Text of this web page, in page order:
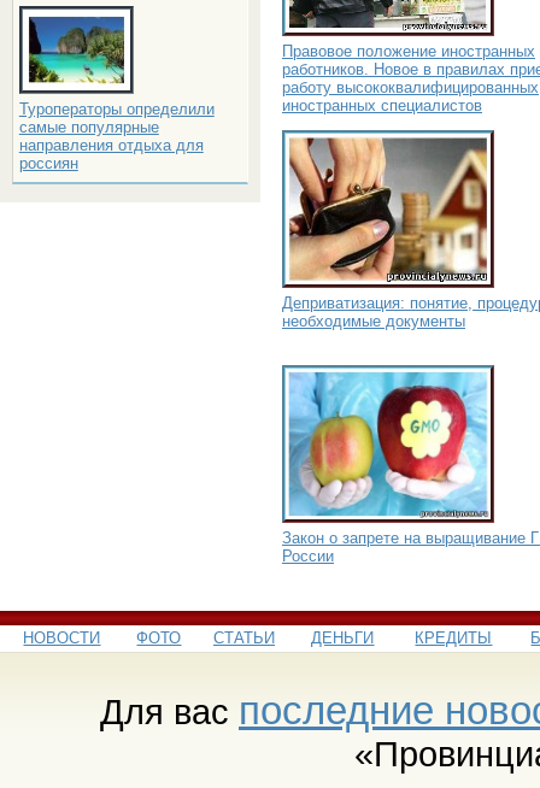
Туроператоры определили
самые популярные
направления отдыха для
россиян
Правовое положение иностранных
работников. Новое в правилах
работу высококвалифицированных
иностранных специалистов
Деприватизация: понятие,
необходимые документы
Закон о запрете на выращивание
России
НОВОСТИ ФОТО СТАТЬИ ДЕНЬГИ КРЕДИТЫ
Для вас последние